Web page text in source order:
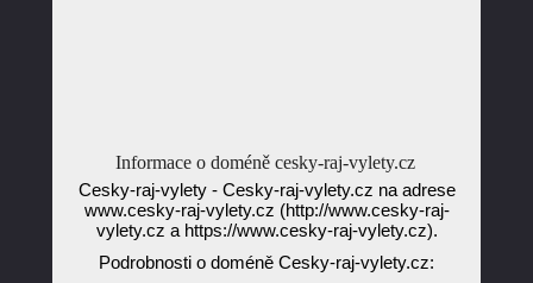
Informace o doméně cesky-raj-vylety.cz
Cesky-raj-vylety - Cesky-raj-vylety.cz na adrese
www.cesky-raj-vylety.cz (http://www.cesky-raj-
vylety.cz a https://www.cesky-raj-vylety.cz).
Podrobnosti o doméně Cesky-raj-vylety.cz: